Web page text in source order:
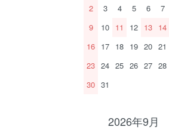
2
3 4 5 6 7
9
10 11 12 13 14
16 17 18 19 20 21
23 24 25 26 27 28
30 31
2026年9月